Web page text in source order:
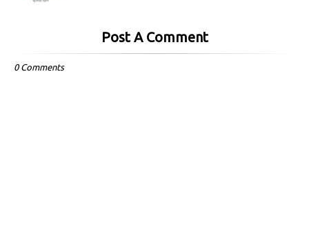
Post A Comment
0 Comments